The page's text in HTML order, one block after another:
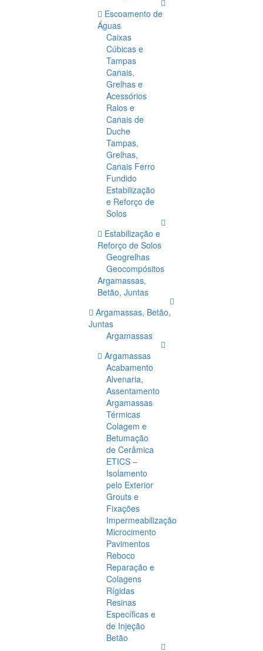
Escoamento de
Águas
Caixas
Cúbicas e
Tampas
Canais,
Grelhas e
Acessórios
Ralos e
Canais de
Duche
Tampas,
Grelhas,
Canais Ferro
Fundido
Estabilização
e Reforço de
Solos
Estabilização e
Reforço de Solos
Geogrelhas
Geocompósitos
Argamassas,
Betão, Juntas
Argamassas, Betão,
Juntas
Argamassas
Argamassas
Acabamento
Alvenaria,
Assentamento
Argamassas
Térmicas
Colagem e
Betumação
de Cerâmica
ETICS –
Isolamento
pelo Exterior
Grouts e
Fixações
Impermeabilização
Microcimento
Pavimentos
Reboco
Reparação e
Colagens
Rígidas
Resinas
Específicas e
de Injeção
Betão